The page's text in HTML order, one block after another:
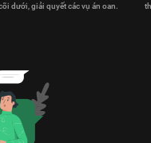
dưới, giải quyết các vụ án oan.